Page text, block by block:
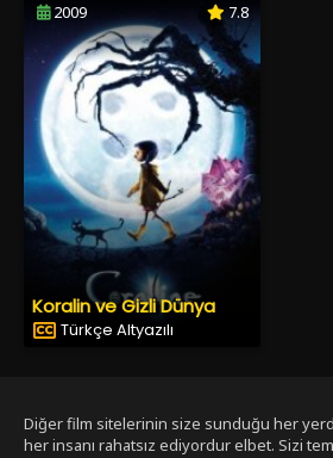
2009 7.8
Koralin ve Gizli Dünya
Türkçe Altyazılı
Diğer film sitelerinin size sunduğu her
her insanı rahatsız ediyordur elbet. Sizi